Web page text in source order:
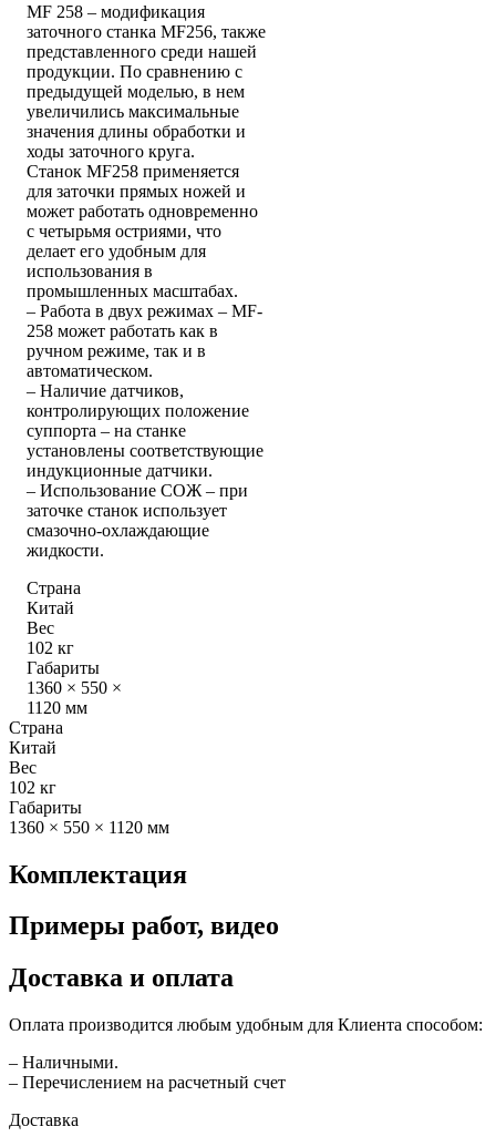
MF 258 – модификация
заточного станка MF256, также
представленного среди нашей
продукции. По сравнению с
предыдущей моделью, в нем
увеличились максимальные
значения длины обработки и
ходы заточного круга.
Станок MF258 применяется
для заточки прямых ножей и
может работать одновременно
с четырьмя остриями, что
делает его удобным для
использования в
промышленных масштабах.
– Работа в двух режимах – MF-
258 может работать как в
ручном режиме, так и в
автоматическом.
– Наличие датчиков,
контролирующих положение
суппорта – на станке
установлены соответствующие
индукционные датчики.
– Использование СОЖ – при
заточке станок использует
смазочно-охлаждающие
жидкости.
Страна
Китай
Вес
102 кг
Габариты
1360 × 550 ×
1120 мм
Страна
Китай
Вес
102 кг
Габариты
1360 × 550 × 1120 мм
Комплектация
Примеры работ, видео
Доставка и оплата
Оплата производится любым удобным для Клиента способом:
– Наличными.
– Перечислением на расчетный счет
Доставка